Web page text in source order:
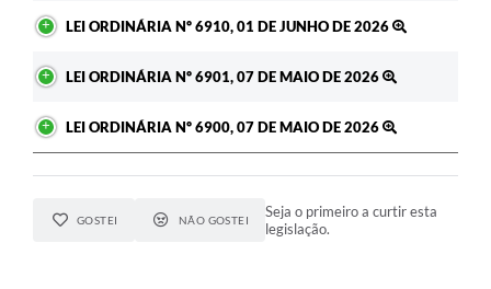
LEI ORDINÁRIA Nº 6910, 01 DE JUNHO DE 2026
LEI ORDINÁRIA Nº 6901, 07 DE MAIO DE 2026
LEI ORDINÁRIA Nº 6900, 07 DE MAIO DE 2026
GOSTEI NÃO GOSTEI
Seja o primeiro a curtir esta
legislação.